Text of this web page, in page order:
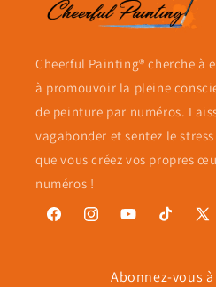
Cheerful Painting® cherche à
à promouvoir la pleine
de peinture par numéros.
vagabonder et sentez le
que vous créez vos propres
numéros !
FacebookInstagramYouTubeTikTok
X
Abonnez-vous